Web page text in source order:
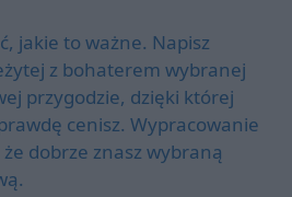
jakie to ważne. Napisz
z bohaterem wybranej
przygodzie, dzięki której
cenisz. Wypracowanie
dobrze znasz wybraną